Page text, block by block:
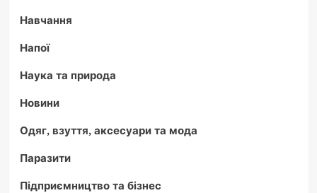
Навчання
Напої
Наука та природа
Новини
Одяг, взуття, аксесуари та мода
Паразити
Підприємництво та бізнес